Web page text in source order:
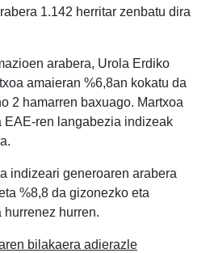
1.142 herritar zenbatu dira
arabera, Urola Erdiko
amaieran %6,8an kokatu da
2 hamarren baxuago. Martxoa
EAE-ren langabezia indizeak
indizeari generoaren arabera
%8,8 da gizonezko eta
hurren.
bilakaera adierazle